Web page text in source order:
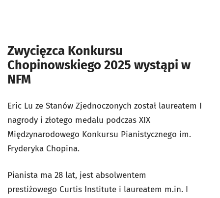
Zwycięzca Konkursu
Chopinowskiego 2025 wystąpi w
NFM
Eric Lu ze Stanów Zjednoczonych został laureatem I
nagrody i złotego medalu podczas XIX
Międzynarodowego Konkursu Pianistycznego im.
Fryderyka Chopina.
Pianista ma 28 lat, jest absolwentem
prestiżowego Curtis Institute i laureatem m.in. I